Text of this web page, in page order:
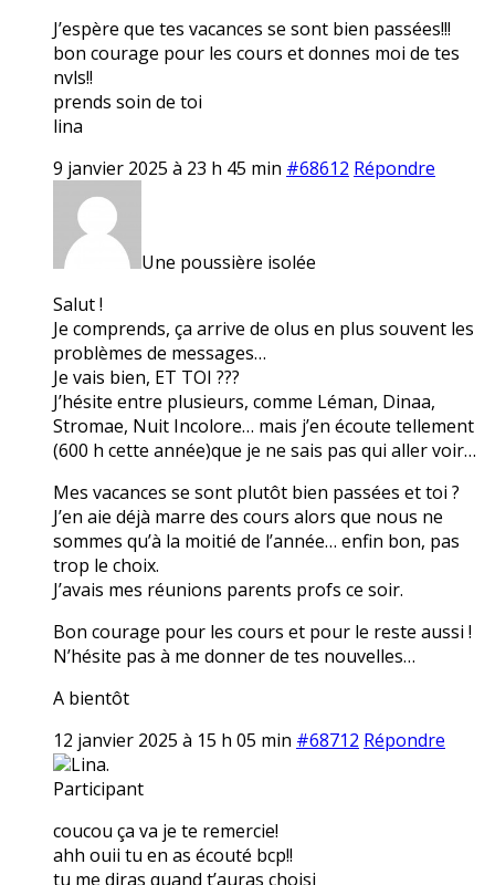
J’espère que tes vacances se sont bien passées!!!
bon courage pour les cours et donnes moi de tes
nvls!!
prends soin de toi
lina
9 janvier 2025 à 23 h 45 min #68612 Répondre
Une poussière isolée
Salut !
Je comprends, ça arrive de olus en plus souvent les
problèmes de messages…
Je vais bien, ET TOI ???
J’hésite entre plusieurs, comme Léman, Dinaa,
Stromae, Nuit Incolore… mais j’en écoute tellement
(600 h cette année)que je ne sais pas qui aller voir…
Mes vacances se sont plutôt bien passées et toi ?
J’en aie déjà marre des cours alors que nous ne
sommes qu’à la moitié de l’année… enfin bon, pas
trop le choix.
J’avais mes réunions parents profs ce soir.
Bon courage pour les cours et pour le reste aussi !
N’hésite pas à me donner de tes nouvelles…
A bientôt
12 janvier 2025 à 15 h 05 min #68712 Répondre
Lina.
Participant
coucou ça va je te remercie!
ahh ouii tu en as écouté bcp!!
tu me diras quand t’auras choisi